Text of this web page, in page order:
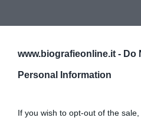
www.biografieonline.it - Do
Personal Information
If you wish to opt-out of the